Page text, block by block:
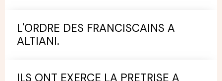
L'ORDRE DES FRANCISCAINS A
ALTIANI.
ILS ONT EXERCE LA PRETRISE A